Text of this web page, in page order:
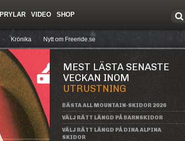
Krönika Nytt om Freeride.se
PRYLAR VIDEO SHOP
MEST LÄSTA SENASTE
VECKAN INOM
UTRUSTNING
BÄSTA ALL MOUNTAIN-SKIDOR 2026
VÄLJ RÄTT LÄNGD PÅ BARNSKIDOR
VÄLJ RÄTT LÄNGD PÅ DINA ALPINA
SKIDOR